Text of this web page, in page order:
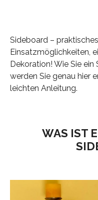
Sideboard –
Einsatzmöglichkeiten,
Dekoration! Wie Sie
werden Sie genau hier
leichten Anleitung.
WAS IST